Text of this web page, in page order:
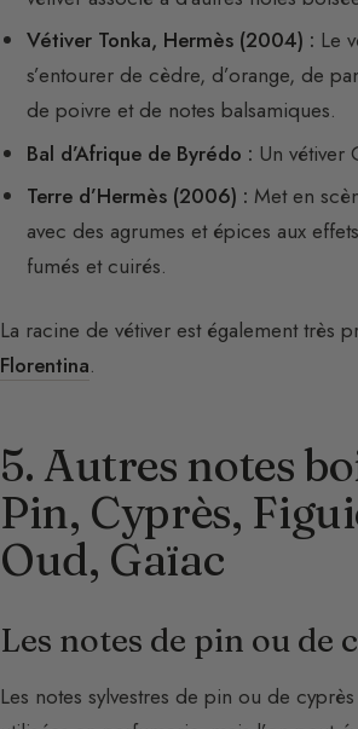
Vétiver Tonka, Hermès (2004) : Le
s’entourer de cèdre, d’orange, de
de poivre et de notes balsamiques.
Bal d’Afrique de Byrédo : Un vétiver
Terre d’Hermès (2006) : Met en
avec des agrumes et épices aux
fumés et cuirés.
La racine de vétiver est également très
Florentina.
5. Autres notes
Pin, Cyprès,
Oud, Gaïac
Les notes de pin ou de
Les notes sylvestres de pin ou de